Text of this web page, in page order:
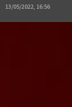
13/05/2022, 16:56